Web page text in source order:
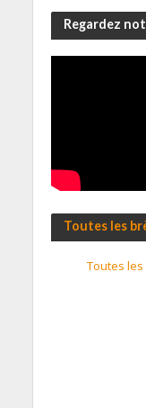
Regardez
Toutes les
Toutes les